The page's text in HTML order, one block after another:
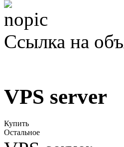
Ссылка на
VPS server
Купить
Остальное